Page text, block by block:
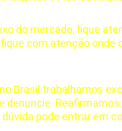
do mercado, fique
com atenção
Brasil trabalhamos
denuncie.
pode entrar em